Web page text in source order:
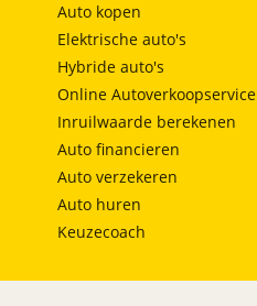
Auto kopen
Elektrische auto's
Hybride auto's
Online Autoverkoopservice
Inruilwaarde berekenen
Auto financieren
Auto verzekeren
Auto huren
Keuzecoach